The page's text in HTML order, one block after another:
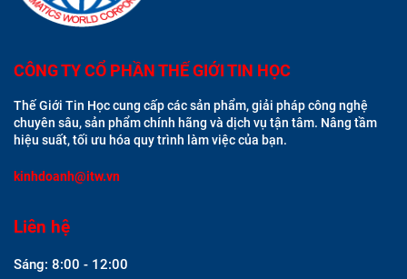
CÔNG TY CỔ PHẦN THẾ GIỚI TIN HỌC
Thế Giới Tin Học cung cấp các sản phẩm, giải pháp công nghệ
chuyên sâu, sản phẩm chính hãng và dịch vụ tận tâm. Nâng tầm
hiệu suất, tối ưu hóa quy trình làm việc của bạn.
kinhdoanh@itw.vn
Liên hệ
Sáng: 8:00 - 12:00